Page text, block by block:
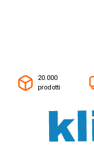
20.000
prodotti